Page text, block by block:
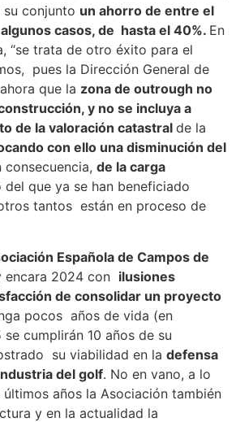
conjunto un ahorro de entre el
casos, de hasta el 40%. En
“se trata de otro éxito para el
pues la Dirección General de
que la zona de outrough no
y no se incluya a
de la valoración catastral de la
con ello una disminución del
consecuencia, de la carga
del que ya se han beneficiado
tantos están en proceso de
Española de Campos de
2024 con ilusiones
de consolidar un proyecto
pocos años de vida (en
cumplirán 10 años de su
su viabilidad en la defensa
del golf. No en vano, a lo
años la Asociación también
y en la actualidad la